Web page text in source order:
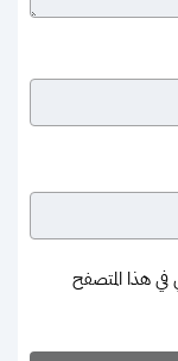
في هذا المتصفح